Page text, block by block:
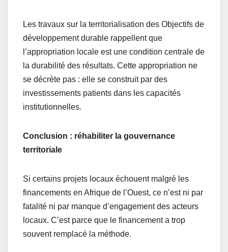
Les travaux sur la territorialisation des Objectifs de
développement durable rappellent que
l’appropriation locale est une condition centrale de
la durabilité des résultats. Cette appropriation ne
se décrète pas : elle se construit par des
investissements patients dans les capacités
institutionnelles.
Conclusion : réhabiliter la gouvernance
territoriale
Si certains projets locaux échouent malgré les
financements en Afrique de l’Ouest, ce n’est ni par
fatalité ni par manque d’engagement des acteurs
locaux. C’est parce que le financement a trop
souvent remplacé la méthode.